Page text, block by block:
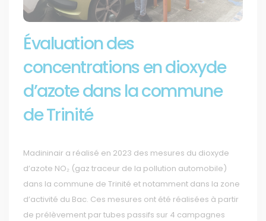
Évaluation des
concentrations en dioxyde
d’azote dans la commune
de Trinité
Madininair a réalisé en 2023 des mesures du dioxyde
d’azote NO₂ (gaz traceur de la pollution automobile)
dans la commune de Trinité et notamment dans la zone
d’activité du Bac. Ces mesures ont été réalisées à partir
de prélèvement par tubes passifs sur 4 campagnes